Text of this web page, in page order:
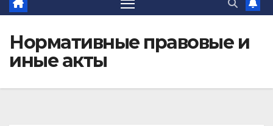
Нормативные правовые и
иные акты